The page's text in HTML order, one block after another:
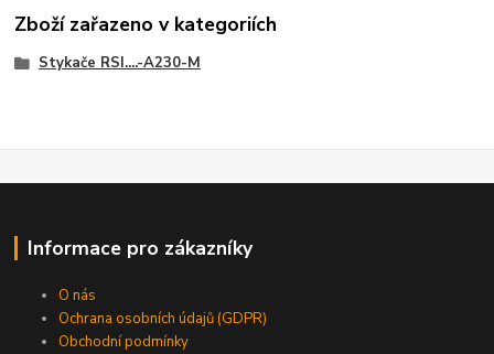
Zboží zařazeno v kategoriích
Stykače RSI....-A230-M
Informace pro zákazníky
O nás
Ochrana osobních údajů (GDPR)
Obchodní podmínky